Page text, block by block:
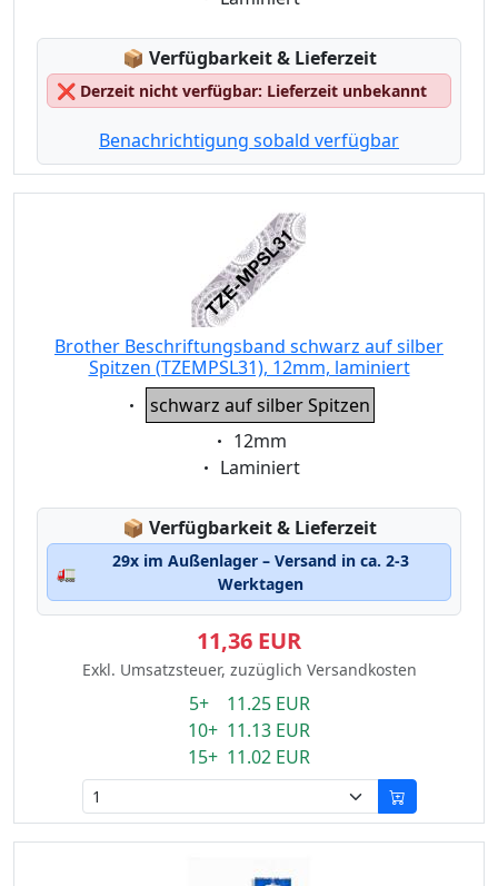
📦 Lagerstatus:
Verfügbarkeit & Lieferzeit
❌ Derzeit nicht verfügbar: Lieferzeit unbekannt
Benachrichtigung sobald verfügbar
Brother Beschriftungsband schwarz auf silber
Spitzen (TZEMPSL31), 12mm, laminiert
Eigenschaft:
schwarz auf silber Spitzen
Eigenschaft:
12mm
Eigenschaft:
Laminiert
📦 Lagerstatus:
Verfügbarkeit & Lieferzeit
🚛
29x im Außenlager – Versand in ca. 2-3
Werktagen
11,36 EUR
Exkl. Umsatzsteuer, zuzüglich Versandkosten
5+ 11.25 EUR
10+ 11.13 EUR
15+ 11.02 EUR